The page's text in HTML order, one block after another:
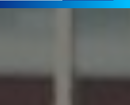
more characters for results.